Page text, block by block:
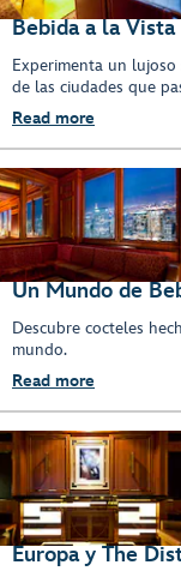
Bebida a la Vista
Experimenta un
de las ciudades que
Read more
Un Mundo de
Descubre cocteles
mundo.
Read more
Europa y The